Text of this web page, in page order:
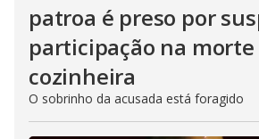
patroa é preso por
participação na morte
cozinheira
O sobrinho da acusada está foragido